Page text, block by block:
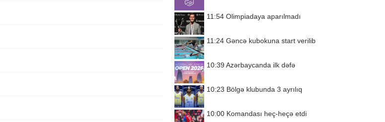
11:54 Olimpiadaya aparılmadı
11:24 Gəncə kubokuna start verilib
10:39 Azərbaycanda ilk dəfə
10:23 Bölgə klubunda 3 ayrılıq
10:00 Komandası heç-heçə etdi